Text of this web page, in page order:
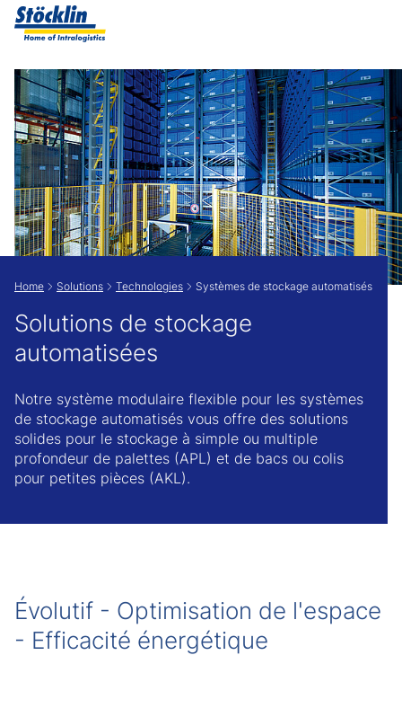
Show convenient version of this site
Don't show this message again
Home Solutions Technologies Systèmes de stockage automatisés
Solutions de stockage
automatisées
Notre système modulaire flexible pour les systèmes
de stockage automatisés vous offre des solutions
solides pour le stockage à simple ou multiple
profondeur de palettes (APL) et de bacs ou colis
pour petites pièces (AKL).
Évolutif - Optimisation de l'espace
- Efficacité énergétique